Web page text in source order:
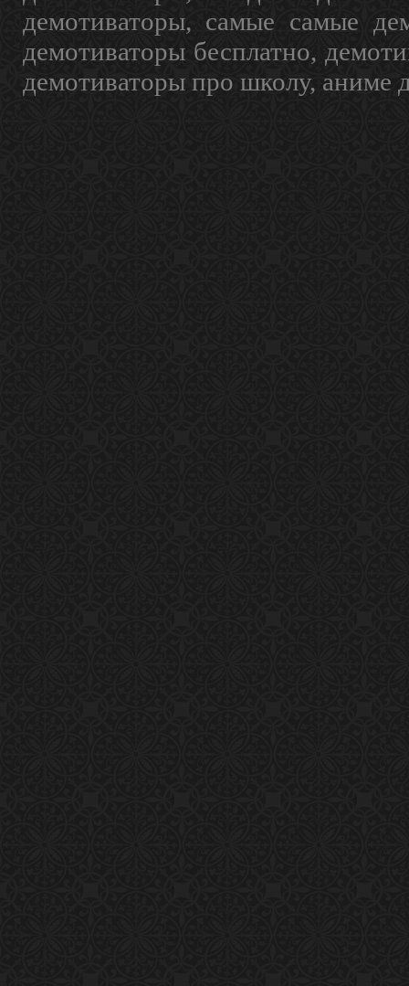
демотиваторы, самые самые
демотиваторы бесплатно,
демотиваторы про школу, аниме